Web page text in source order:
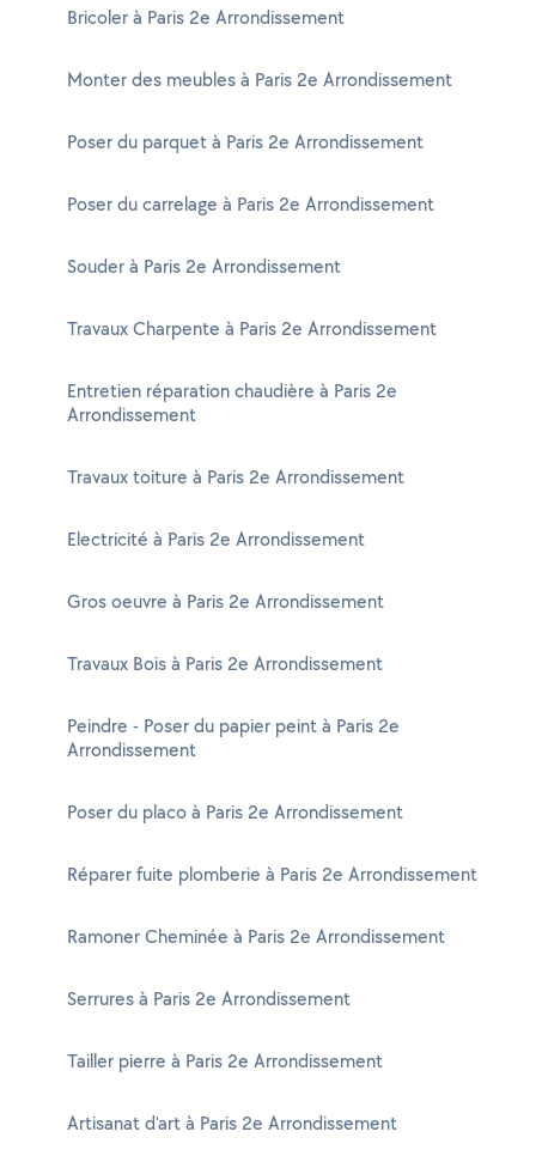
Bricoler à Paris 2e Arrondissement
Monter des meubles à Paris 2e Arrondissement
Poser du parquet à Paris 2e Arrondissement
Poser du carrelage à Paris 2e Arrondissement
Souder à Paris 2e Arrondissement
Travaux Charpente à Paris 2e Arrondissement
Entretien réparation chaudière à Paris 2e
Arrondissement
Travaux toiture à Paris 2e Arrondissement
Electricité à Paris 2e Arrondissement
Gros oeuvre à Paris 2e Arrondissement
Travaux Bois à Paris 2e Arrondissement
Peindre - Poser du papier peint à Paris 2e
Arrondissement
Poser du placo à Paris 2e Arrondissement
Réparer fuite plomberie à Paris 2e Arrondissement
Ramoner Cheminée à Paris 2e Arrondissement
Serrures à Paris 2e Arrondissement
Tailler pierre à Paris 2e Arrondissement
Artisanat d'art à Paris 2e Arrondissement